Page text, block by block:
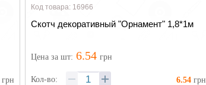
грн
Код товара: 16966
Скотч декоративный "Орнамент" 1,8*1м
Ценаза шт: 6.54 грн
Кол-во: 6.54 грн